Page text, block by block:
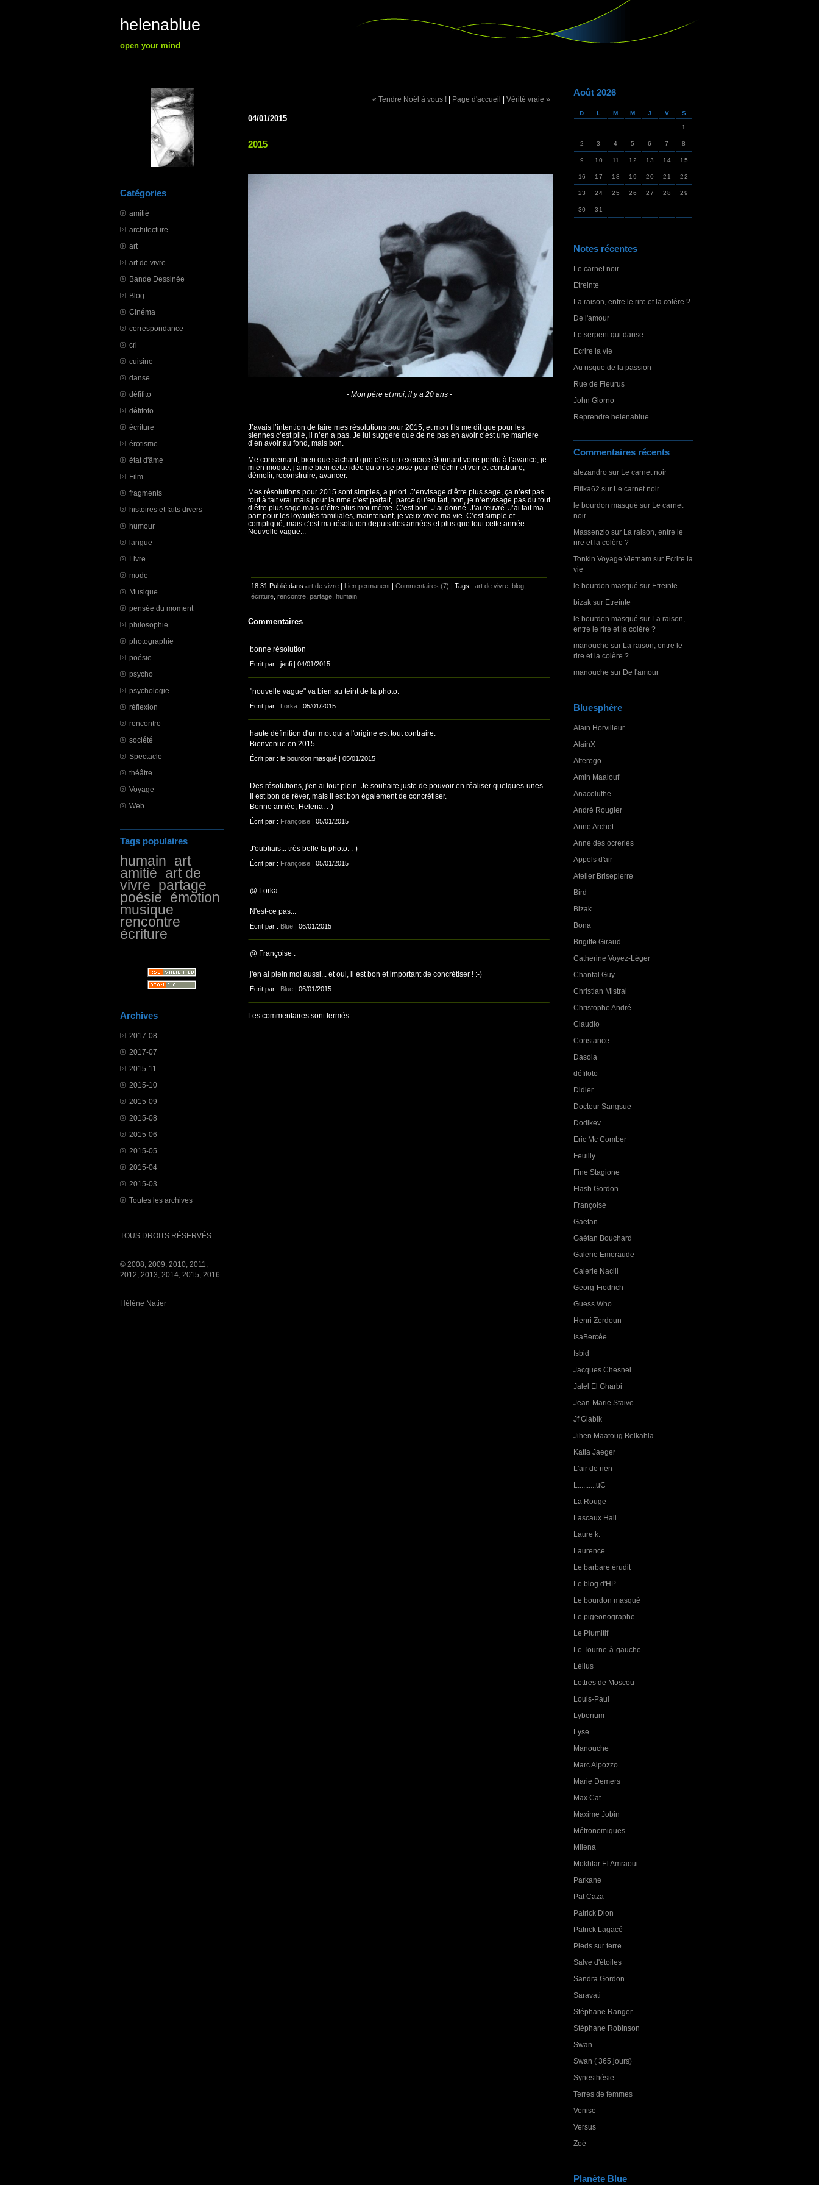
helenablue
open your mind
Catégories
amitié
architecture
art
art de vivre
Bande Dessinée
Blog
Cinéma
correspondance
cri
cuisine
danse
défifito
défifoto
écriture
érotisme
état d'âme
Film
fragments
histoires et faits divers
humour
langue
Livre
mode
Musique
pensée du moment
philosophie
photographie
poésie
psycho
psychologie
réflexion
rencontre
société
Spectacle
théâtre
Voyage
Web
Tags populaires
humain art
amitié art de
vivre partage
poésie émotion
musique
rencontre
écriture
Archives
2017-08
2017-07
2015-11
2015-10
2015-09
2015-08
2015-06
2015-05
2015-04
2015-03
Toutes les archives
TOUS DROITS RÉSERVÉS
© 2008, 2009, 2010, 2011,
2012, 2013, 2014, 2015, 2016
Hélène Natier
Août 2026
D L M M J V S
1
2 3 4 5 6 7 8
9 10 11 12 13 14 15
16 17 18 19 20 21 22
23 24 25 26 27 28 29
30 31
Notes récentes
Le carnet noir
Etreinte
La raison, entre le rire et la colère ?
De l'amour
Le serpent qui danse
Ecrire la vie
Au risque de la passion
Rue de Fleurus
John Giorno
Reprendre helenablue...
Commentaires récents
alezandro sur Le carnet noir
Fifika62 sur Le carnet noir
le bourdon masqué sur Le carnet
noir
Massenzio sur La raison, entre le
rire et la colère ?
Tonkin Voyage Vietnam sur Ecrire la
vie
le bourdon masqué sur Etreinte
bizak sur Etreinte
le bourdon masqué sur La raison,
entre le rire et la colère ?
manouche sur La raison, entre le
rire et la colère ?
manouche sur De l'amour
Bluesphère
Alain Horvilleur
AlainX
Alterego
Amin Maalouf
Anacoluthe
André Rougier
Anne Archet
Anne des ocreries
Appels d'air
Atelier Brisepierre
Bird
Bizak
Bona
Brigitte Giraud
Catherine Voyez-Léger
Chantal Guy
Christian Mistral
Christophe André
Claudio
Constance
Dasola
défifoto
Didier
Docteur Sangsue
Dodikev
Eric Mc Comber
Feuilly
Fine Stagione
Flash Gordon
Françoise
Gaëtan
Gaétan Bouchard
Galerie Emeraude
Galerie Naclil
Georg-Fiedrich
Guess Who
Henri Zerdoun
IsaBercée
Isbid
Jacques Chesnel
Jalel El Gharbi
Jean-Marie Staive
Jf Glabik
Jihen Maatoug Belkahla
Katia Jaeger
L'air de rien
L..........uC
La Rouge
Lascaux Hall
Laure k.
Laurence
Le barbare érudit
Le blog d'HP
Le bourdon masqué
Le pigeonographe
Le Plumitif
Le Tourne-à-gauche
Lélius
Lettres de Moscou
Louis-Paul
Lyberium
Lyse
Manouche
Marc Alpozzo
Marie Demers
Max Cat
Maxime Jobin
Métronomiques
Milena
Mokhtar El Amraoui
Parkane
Pat Caza
Patrick Dion
Patrick Lagacé
Pieds sur terre
Salve d'étoiles
Sandra Gordon
Saravati
Stéphane Ranger
Stéphane Robinson
Swan
Swan ( 365 jours)
Synesthésie
Terres de femmes
Venise
Versus
Zoé
Planète Blue
« Tendre Noël à vous ! | Page d'accueil | Vérité vraie »
04/01/2015
2015
- Mon père et moi, il y a 20 ans -
J’avais l’intention de faire mes résolutions pour 2015, et mon fils me dit que pour les
siennes c’est plié, il n’en a pas. Je lui suggère que de ne pas en avoir c’est une manière
d’en avoir au fond, mais bon.
Me concernant, bien que sachant que c’est un exercice étonnant voire perdu à l’avance, je
m’en moque, j’aime bien cette idée qu’on se pose pour réfléchir et voir et construire,
démolir, reconstruire, avancer.
Mes résolutions pour 2015 sont simples, a priori. J’envisage d’être plus sage, ça n’est pas
tout à fait vrai mais pour la rime c’est parfait, parce qu’en fait, non, je n’envisage pas du tout
d’être plus sage mais d’être plus moi-même. C’est bon. J’ai donné. J’ai œuvré. J’ai fait ma
part pour les loyautés familiales, maintenant, je veux vivre ma vie. C’est simple et
compliqué, mais c’est ma résolution depuis des années et plus que tout cette année.
Nouvelle vague...
18:31 Publié dans art de vivre Lien permanent Commentaires (7) | Tags : art de vivre, blog,
écriture, rencontre, partage, humain
Commentaires
bonne résolution
Écrit par : jenfi | 04/01/2015
"nouvelle vague" va bien au teint de la photo.
Écrit par : Lorka | 05/01/2015
haute définition d'un mot qui à l'origine est tout contraire.
Bienvenue en 2015.
Écrit par : le bourdon masqué | 05/01/2015
Des résolutions, j'en ai tout plein. Je souhaite juste de pouvoir en réaliser quelques-unes.
Il est bon de rêver, mais il est bon également de concrétiser.
Bonne année, Helena. :-)
Écrit par : Françoise | 05/01/2015
J'oubliais... très belle la photo. :-)
Écrit par : Françoise | 05/01/2015
@ Lorka :
N'est-ce pas...
Écrit par : Blue | 06/01/2015
@ Françoise :
j'en ai plein moi aussi... et oui, il est bon et important de concrétiser ! :-)
Écrit par : Blue | 06/01/2015
Les commentaires sont fermés.